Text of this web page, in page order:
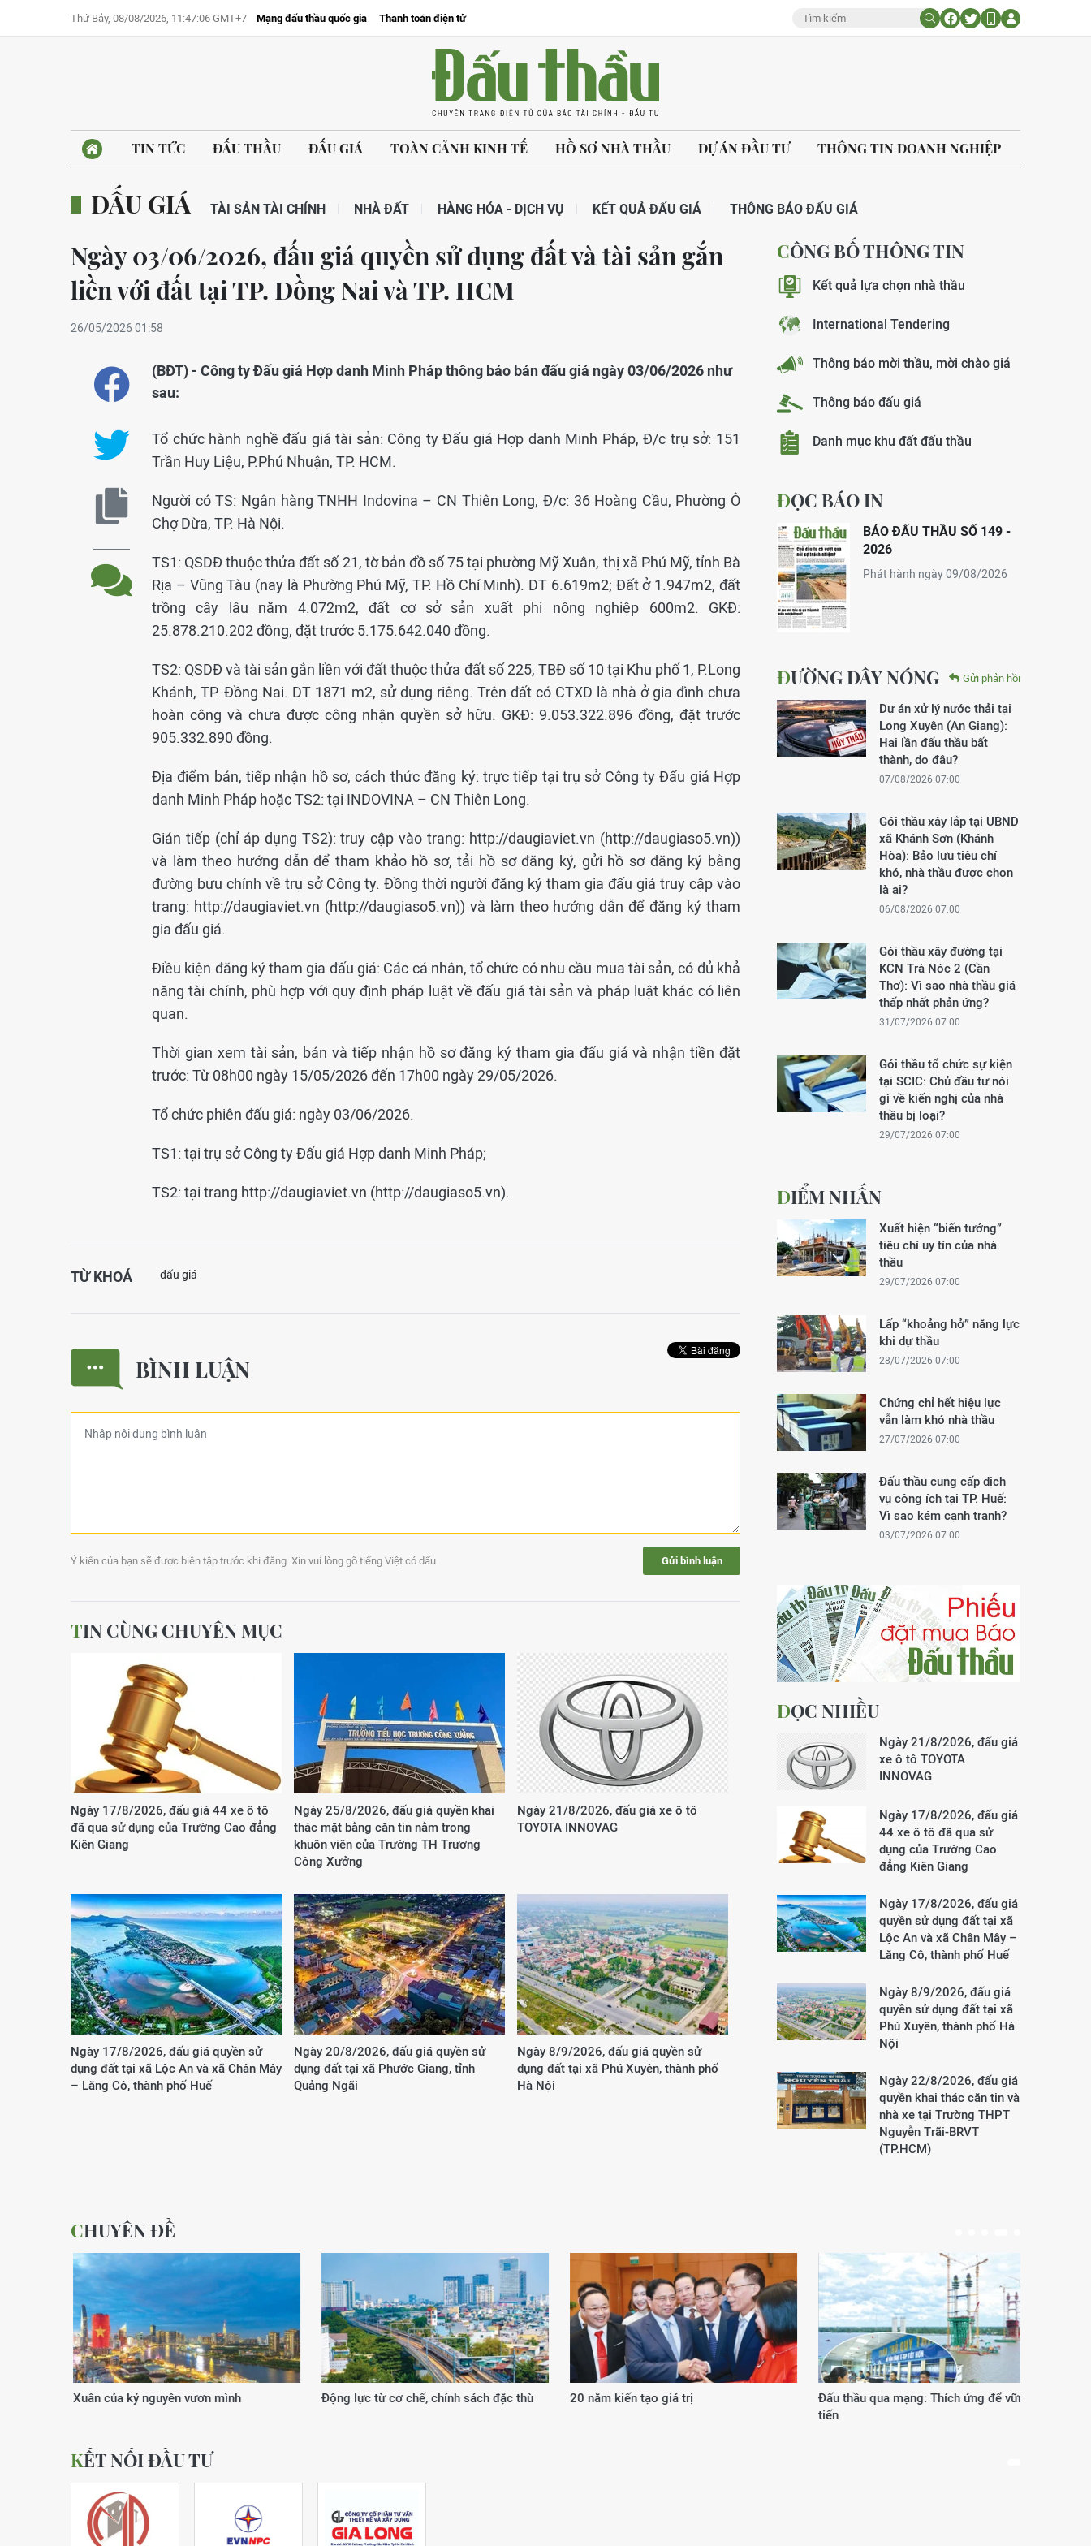
Thứ Bảy, 08/08/2026, 11:47:06 GMT+7 Mạng đấu thầu quốc gia Thanh toán điện tử
TIN TỨC ĐẤU THẦU ĐẤU GIÁ TOÀN CẢNH KINH TẾ HỒ SƠ NHÀ THẦU DỰ ÁN ĐẦU TƯ THÔNG TIN DOANH NGHIỆP
ĐẤU GIÁ TÀI SẢN TÀI CHÍNH NHÀ ĐẤT HÀNG HÓA - DỊCH VỤ KẾT QUẢ ĐẤU GIÁ THÔNG BÁO ĐẤU GIÁ
Ngày 03/06/2026, đấu giá quyền sử dụng đất và tài sản gắn
liền với đất tại TP. Đồng Nai và TP. HCM
26/05/2026 01:58
(BĐT) - Công ty Đấu giá Hợp danh Minh Pháp thông báo bán đấu giá ngày 03/06/2026 như
sau:
Tổ chức hành nghề đấu giá tài sản: Công ty Đấu giá Hợp danh Minh Pháp, Đ/c trụ sở: 151
Trần Huy Liệu, P.Phú Nhuận, TP. HCM.
Người có TS: Ngân hàng TNHH Indovina – CN Thiên Long, Đ/c: 36 Hoàng Cầu, Phường Ô
Chợ Dừa, TP. Hà Nội.
TS1: QSDĐ thuộc thửa đất số 21, tờ bản đồ số 75 tại phường Mỹ Xuân, thị xã Phú Mỹ, tỉnh Bà
Rịa – Vũng Tàu (nay là Phường Phú Mỹ, TP. Hồ Chí Minh). DT 6.619m2; Đất ở 1.947m2, đất
trồng cây lâu năm 4.072m2, đất cơ sở sản xuất phi nông nghiệp 600m2. GKĐ:
25.878.210.202 đồng, đặt trước 5.175.642.040 đồng.
TS2: QSDĐ và tài sản gắn liền với đất thuộc thửa đất số 225, TBĐ số 10 tại Khu phố 1, P.Long
Khánh, TP. Đồng Nai. DT 1871 m2, sử dụng riêng. Trên đất có CTXD là nhà ở gia đình chưa
hoàn công và chưa được công nhận quyền sở hữu. GKĐ: 9.053.322.896 đồng, đặt trước
905.332.890 đồng.
Địa điểm bán, tiếp nhận hồ sơ, cách thức đăng ký: trực tiếp tại trụ sở Công ty Đấu giá Hợp
danh Minh Pháp hoặc TS2: tại INDOVINA – CN Thiên Long.
Gián tiếp (chỉ áp dụng TS2): truy cập vào trang: http://daugiaviet.vn (http://daugiaso5.vn))
và làm theo hướng dẫn để tham khảo hồ sơ, tải hồ sơ đăng ký, gửi hồ sơ đăng ký bằng
đường bưu chính về trụ sở Công ty. Đồng thời người đăng ký tham gia đấu giá truy cập vào
trang: http://daugiaviet.vn (http://daugiaso5.vn)) và làm theo hướng dẫn để đăng ký tham
gia đấu giá.
Điều kiện đăng ký tham gia đấu giá: Các cá nhân, tổ chức có nhu cầu mua tài sản, có đủ khả
năng tài chính, phù hợp với quy định pháp luật về đấu giá tài sản và pháp luật khác có liên
quan.
Thời gian xem tài sản, bán và tiếp nhận hồ sơ đăng ký tham gia đấu giá và nhận tiền đặt
trước: Từ 08h00 ngày 15/05/2026 đến 17h00 ngày 29/05/2026.
Tổ chức phiên đấu giá: ngày 03/06/2026.
TS1: tại trụ sở Công ty Đấu giá Hợp danh Minh Pháp;
TS2: tại trang http://daugiaviet.vn (http://daugiaso5.vn).
TỪ KHOÁ đấu giá
BÌNH LUẬN
Ý kiến của bạn sẽ được biên tập trước khi đăng. Xin vui lòng gõ tiếng Việt có dấu Gửi bình luận
TIN CÙNG CHUYÊN MỤC
Ngày 17/8/2026, đấu giá 44 xe ô tô
đã qua sử dụng của Trường Cao đẳng
Kiên Giang
Ngày 25/8/2026, đấu giá quyền khai
thác mặt bằng căn tin nằm trong
khuôn viên của Trường TH Trương
Công Xưởng
Ngày 21/8/2026, đấu giá xe ô tô
TOYOTA INNOVAG
Ngày 17/8/2026, đấu giá quyền sử
dụng đất tại xã Lộc An và xã Chân Mây
– Lăng Cô, thành phố Huế
Ngày 20/8/2026, đấu giá quyền sử
dụng đất tại xã Phước Giang, tỉnh
Quảng Ngãi
Ngày 8/9/2026, đấu giá quyền sử
dụng đất tại xã Phú Xuyên, thành phố
Hà Nội
CÔNG BỐ THÔNG TIN
Kết quả lựa chọn nhà thầu
International Tendering
Thông báo mời thầu, mời chào giá
Thông báo đấu giá
Danh mục khu đất đấu thầu
ĐỌC BÁO IN
BÁO ĐẤU THẦU SỐ 149 -
2026
Phát hành ngày 09/08/2026
ĐƯỜNG DÂY NÓNG Gửi phản hồi
Dự án xử lý nước thải tại
Long Xuyên (An Giang):
Hai lần đấu thầu bất
thành, do đâu?
07/08/2026 07:00
Gói thầu xây lắp tại UBND
xã Khánh Sơn (Khánh
Hòa): Bảo lưu tiêu chí
khó, nhà thầu được chọn
là ai?
06/08/2026 07:00
Gói thầu xây đường tại
KCN Trà Nóc 2 (Cần
Thơ): Vì sao nhà thầu giá
thấp nhất phản ứng?
31/07/2026 07:00
Gói thầu tổ chức sự kiện
tại SCIC: Chủ đầu tư nói
gì về kiến nghị của nhà
thầu bị loại?
29/07/2026 07:00
ĐIỂM NHẤN
Xuất hiện “biến tướng”
tiêu chí uy tín của nhà
thầu
29/07/2026 07:00
Lấp “khoảng hở” năng lực
khi dự thầu
28/07/2026 07:00
Chứng chỉ hết hiệu lực
vẫn làm khó nhà thầu
27/07/2026 07:00
Đấu thầu cung cấp dịch
vụ công ích tại TP. Huế:
Vì sao kém cạnh tranh?
03/07/2026 07:00
ĐỌC NHIỀU
Ngày 21/8/2026, đấu giá
xe ô tô TOYOTA
INNOVAG
Ngày 17/8/2026, đấu giá
44 xe ô tô đã qua sử
dụng của Trường Cao
đẳng Kiên Giang
Ngày 17/8/2026, đấu giá
quyền sử dụng đất tại xã
Lộc An và xã Chân Mây –
Lăng Cô, thành phố Huế
Ngày 8/9/2026, đấu giá
quyền sử dụng đất tại xã
Phú Xuyên, thành phố Hà
Nội
Ngày 22/8/2026, đấu giá
quyền khai thác căn tin và
nhà xe tại Trường THPT
Nguyễn Trãi-BRVT
(TP.HCM)
CHUYÊN ĐỀ
Xuân của kỷ nguyên vươn mình Động lực từ cơ chế, chính sách đặc thù 20 năm kiến tạo giá trị
Đấu thầu qua mạng: Thích ứng để vững
tiến
KẾT NỐI ĐẦU TƯ